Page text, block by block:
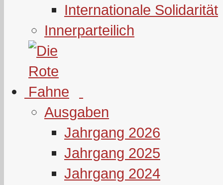
Internationale Solidarität
Innerparteilich
Ausgaben
Jahrgang 2026
Jahrgang 2025
Jahrgang 2024